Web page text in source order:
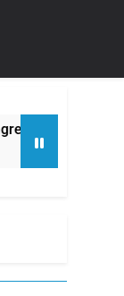
a los